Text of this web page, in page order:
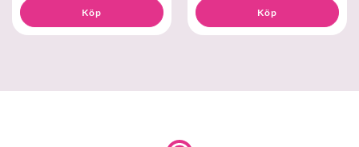
Köp Köp